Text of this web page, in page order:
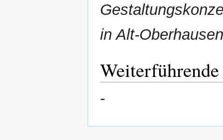
in Alt-Oberhausen
-